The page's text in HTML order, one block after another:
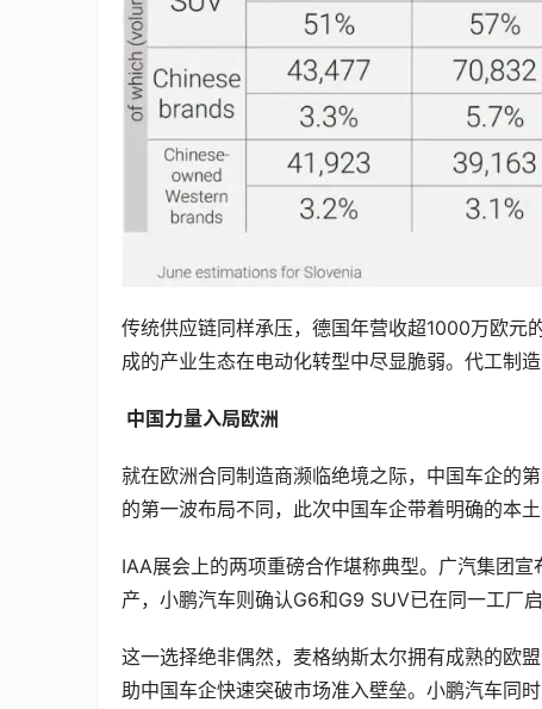
传统供应链同样承压，德国年营收超1000万欧
成的产业生态在电动化转型中尽显脆弱。代工制
中国力量入局欧洲
就在欧洲合同制造商濒临绝境之际，中国车企的
的第一波布局不同，此次中国车企带着明确的本
IAA展会上的两项重磅合作堪称典型。广汽集团
产，小鹏汽车则确认G6和G9 SUV已在同一工厂启
这一选择绝非偶然，麦格纳斯太尔拥有成熟的欧
助中国车企快速突破市场准入壁垒。小鹏汽车同